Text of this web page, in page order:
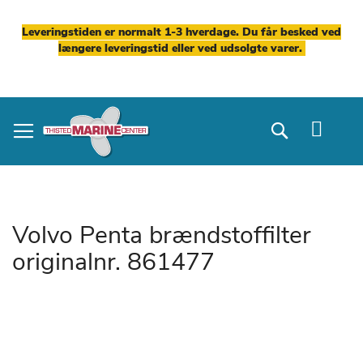
Leveringstiden er normalt 1-3 hverdage. Du får besked ved
længere leveringstid eller ved udsolgte varer.
to
Content
Search
Volvo Penta brændstoffilter
originalnr. 861477